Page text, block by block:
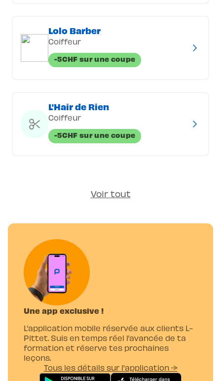
Lolo Barber
Coiffeur
-5CHF sur une coupe
L'Hair de Rien
Coiffeur
-5CHF sur une coupe
Voir tout
Une app exclusive !
L’application mobile réservée aux clients L-
Pittet. Suis en temps réel l’avancée de ta
formation et réserve tes prochaines
leçons.
Tous les détails sur l'application →